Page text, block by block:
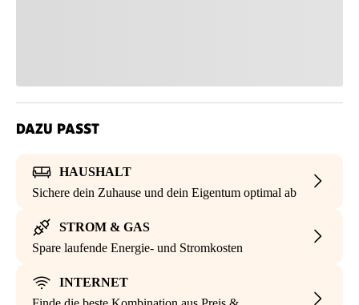
DAZU PASST
HAUSHALT
Sichere dein Zuhause und dein Eigentum optimal ab
STROM & GAS
Spare laufende Energie- und Stromkosten
INTERNET